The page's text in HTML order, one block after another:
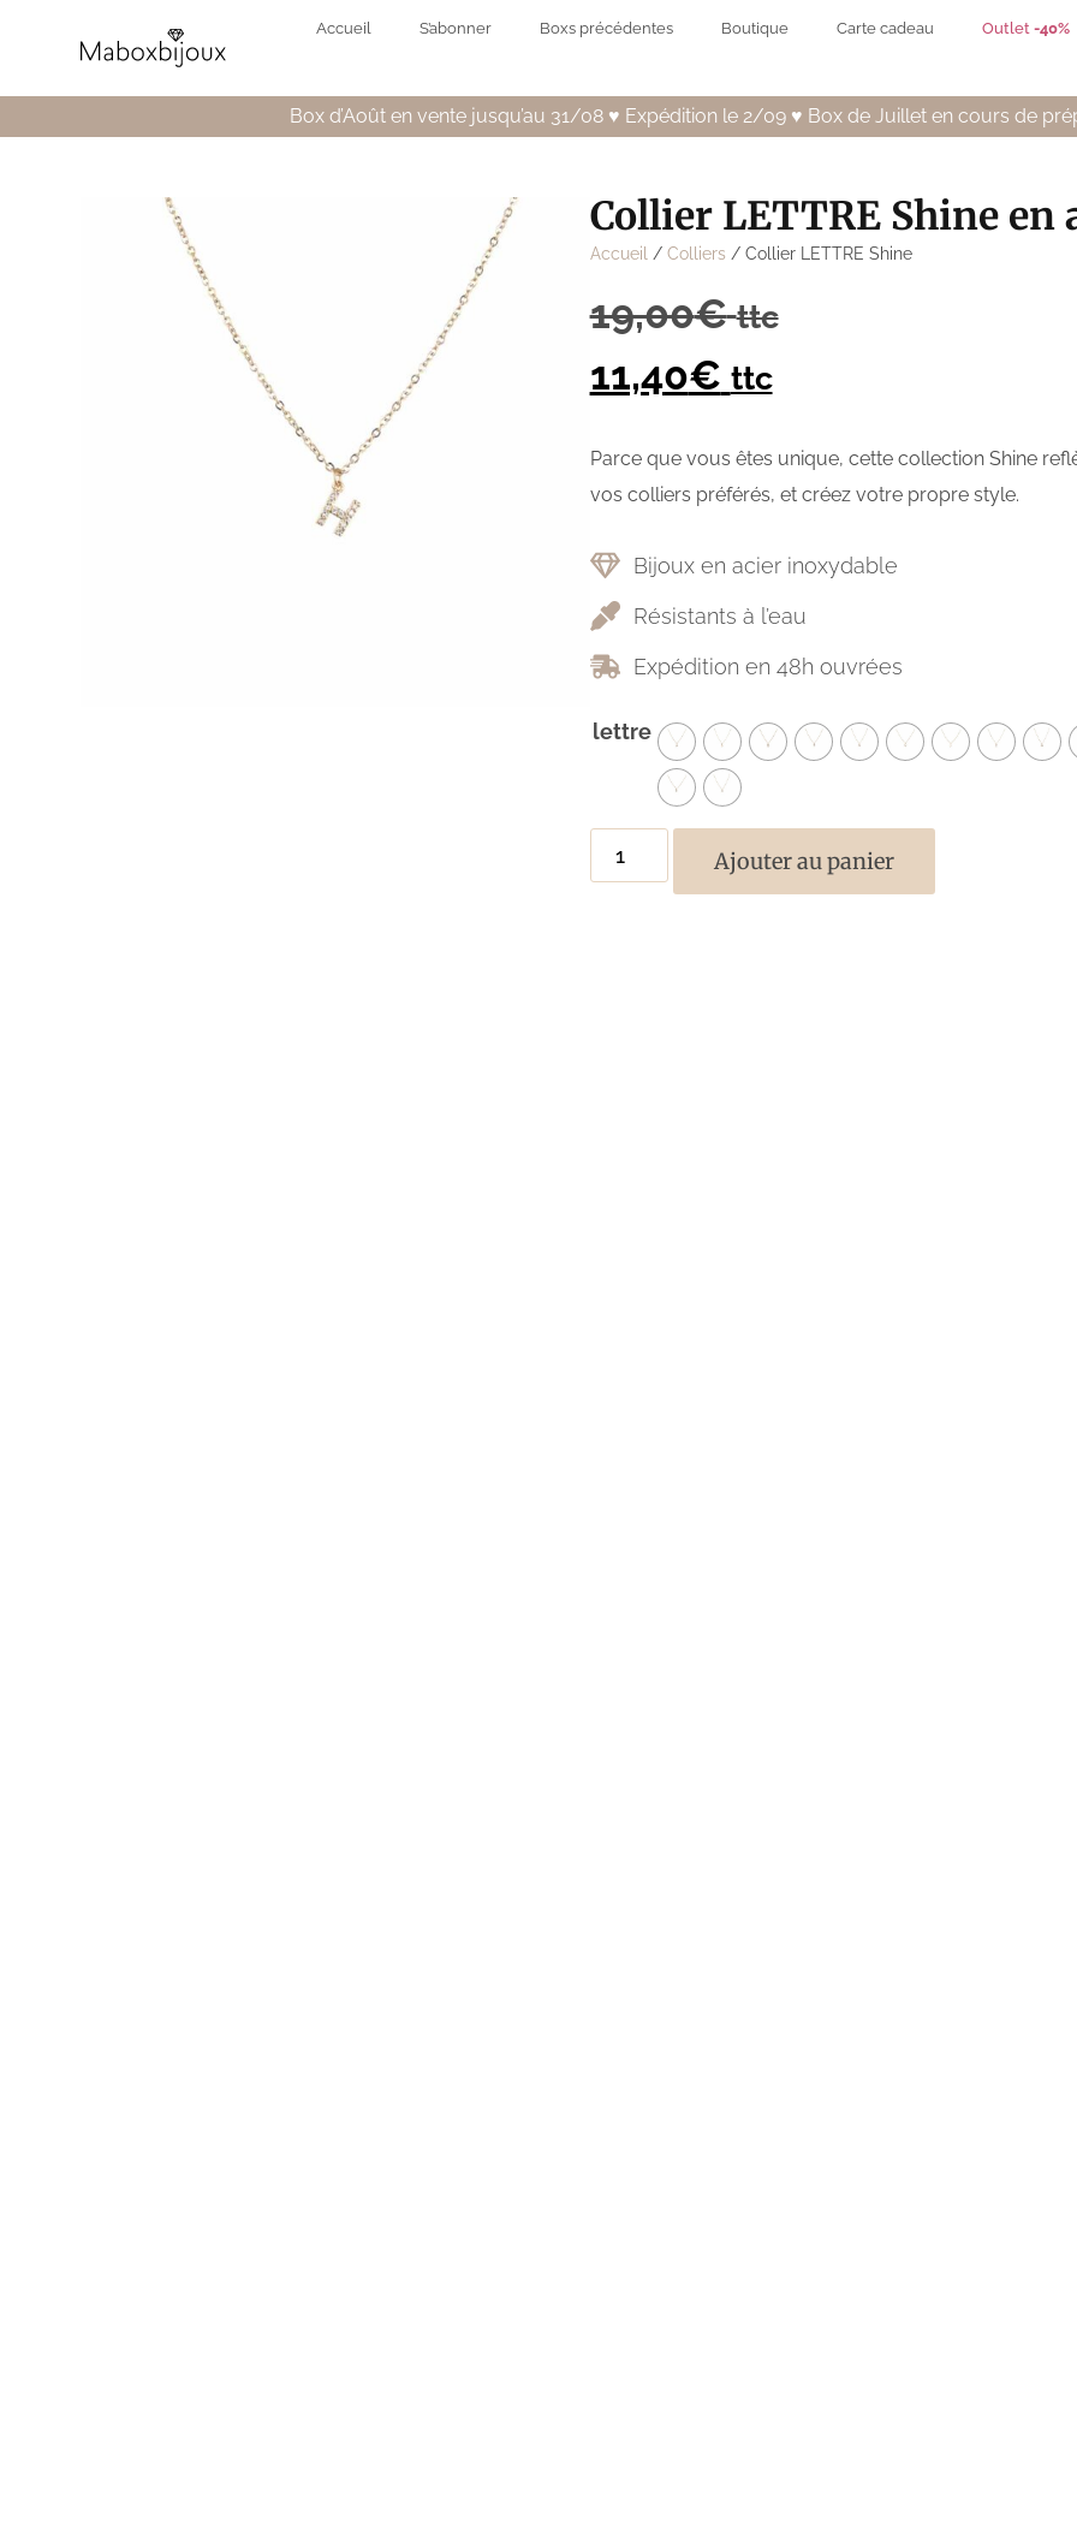
Accueil S’abonner Boxs précédentes Boutique Carte cadeau Outlet -40%
Box d’Août en vente jusqu’au 31/08 ♥️ Expédition le 2/09 ♥️ Box de Juillet en cours de
Collier LETTRE Shine
Accueil / Colliers / Collier LETTRE Shine
19,00€ ttc
11,40€ ttc
Parce que vous êtes unique, cette collection Shine
vos colliers préférés, et créez votre propre style.
Bijoux en acier inoxydable
Résistants à l’eau
Expédition en 48h ouvrées
lettre
Ajouter au panier